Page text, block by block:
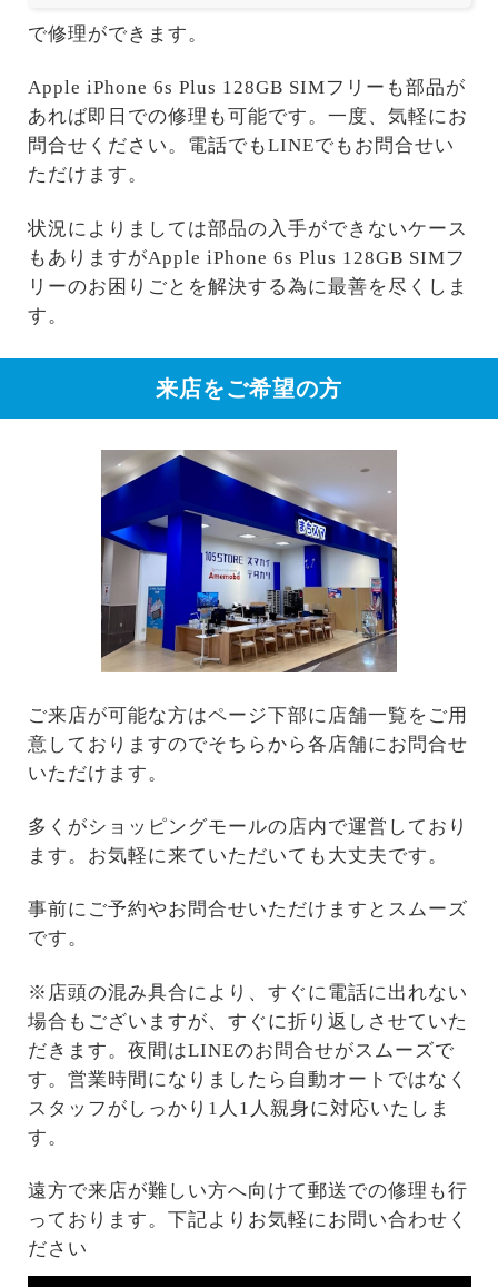
で修理ができます。
Apple iPhone 6s Plus 128GB SIMフリーも部品が
あれば即日での修理も可能です。一度、気軽にお
問合せください。電話でもLINEでもお問合せい
ただけます。
状況によりましては部品の入手ができないケース
もありますがApple iPhone 6s Plus 128GB SIMフ
リーのお困りごとを解決する為に最善を尽くしま
す。
来店をご希望の方
ご来店が可能な方はページ下部に店舗一覧をご用
意しておりますのでそちらから各店舗にお問合せ
いただけます。
多くがショッピングモールの店内で運営しており
ます。お気軽に来ていただいても大丈夫です。
事前にご予約やお問合せいただけますとスムーズ
です。
※店頭の混み具合により、すぐに電話に出れない
場合もございますが、すぐに折り返しさせていた
だきます。夜間はLINEのお問合せがスムーズで
す。営業時間になりましたら自動オートではなく
スタッフがしっかり1人1人親身に対応いたしま
す。
遠方で来店が難しい方へ向けて郵送での修理も行
っております。下記よりお気軽にお問い合わせく
ださい